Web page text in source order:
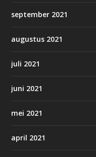
september 2021
augustus 2021
juli 2021
juni 2021
mei 2021
april 2021